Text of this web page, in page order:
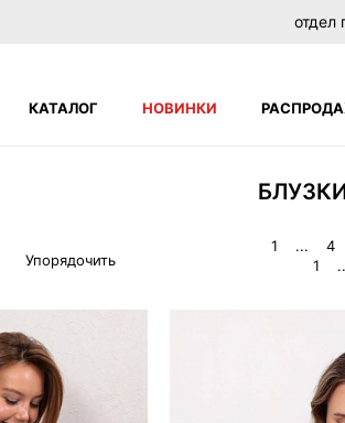
отдел
КАТАЛОГ НОВИНКИ
Поиск по сайту
Упорядочить
1 ... 4
1
..